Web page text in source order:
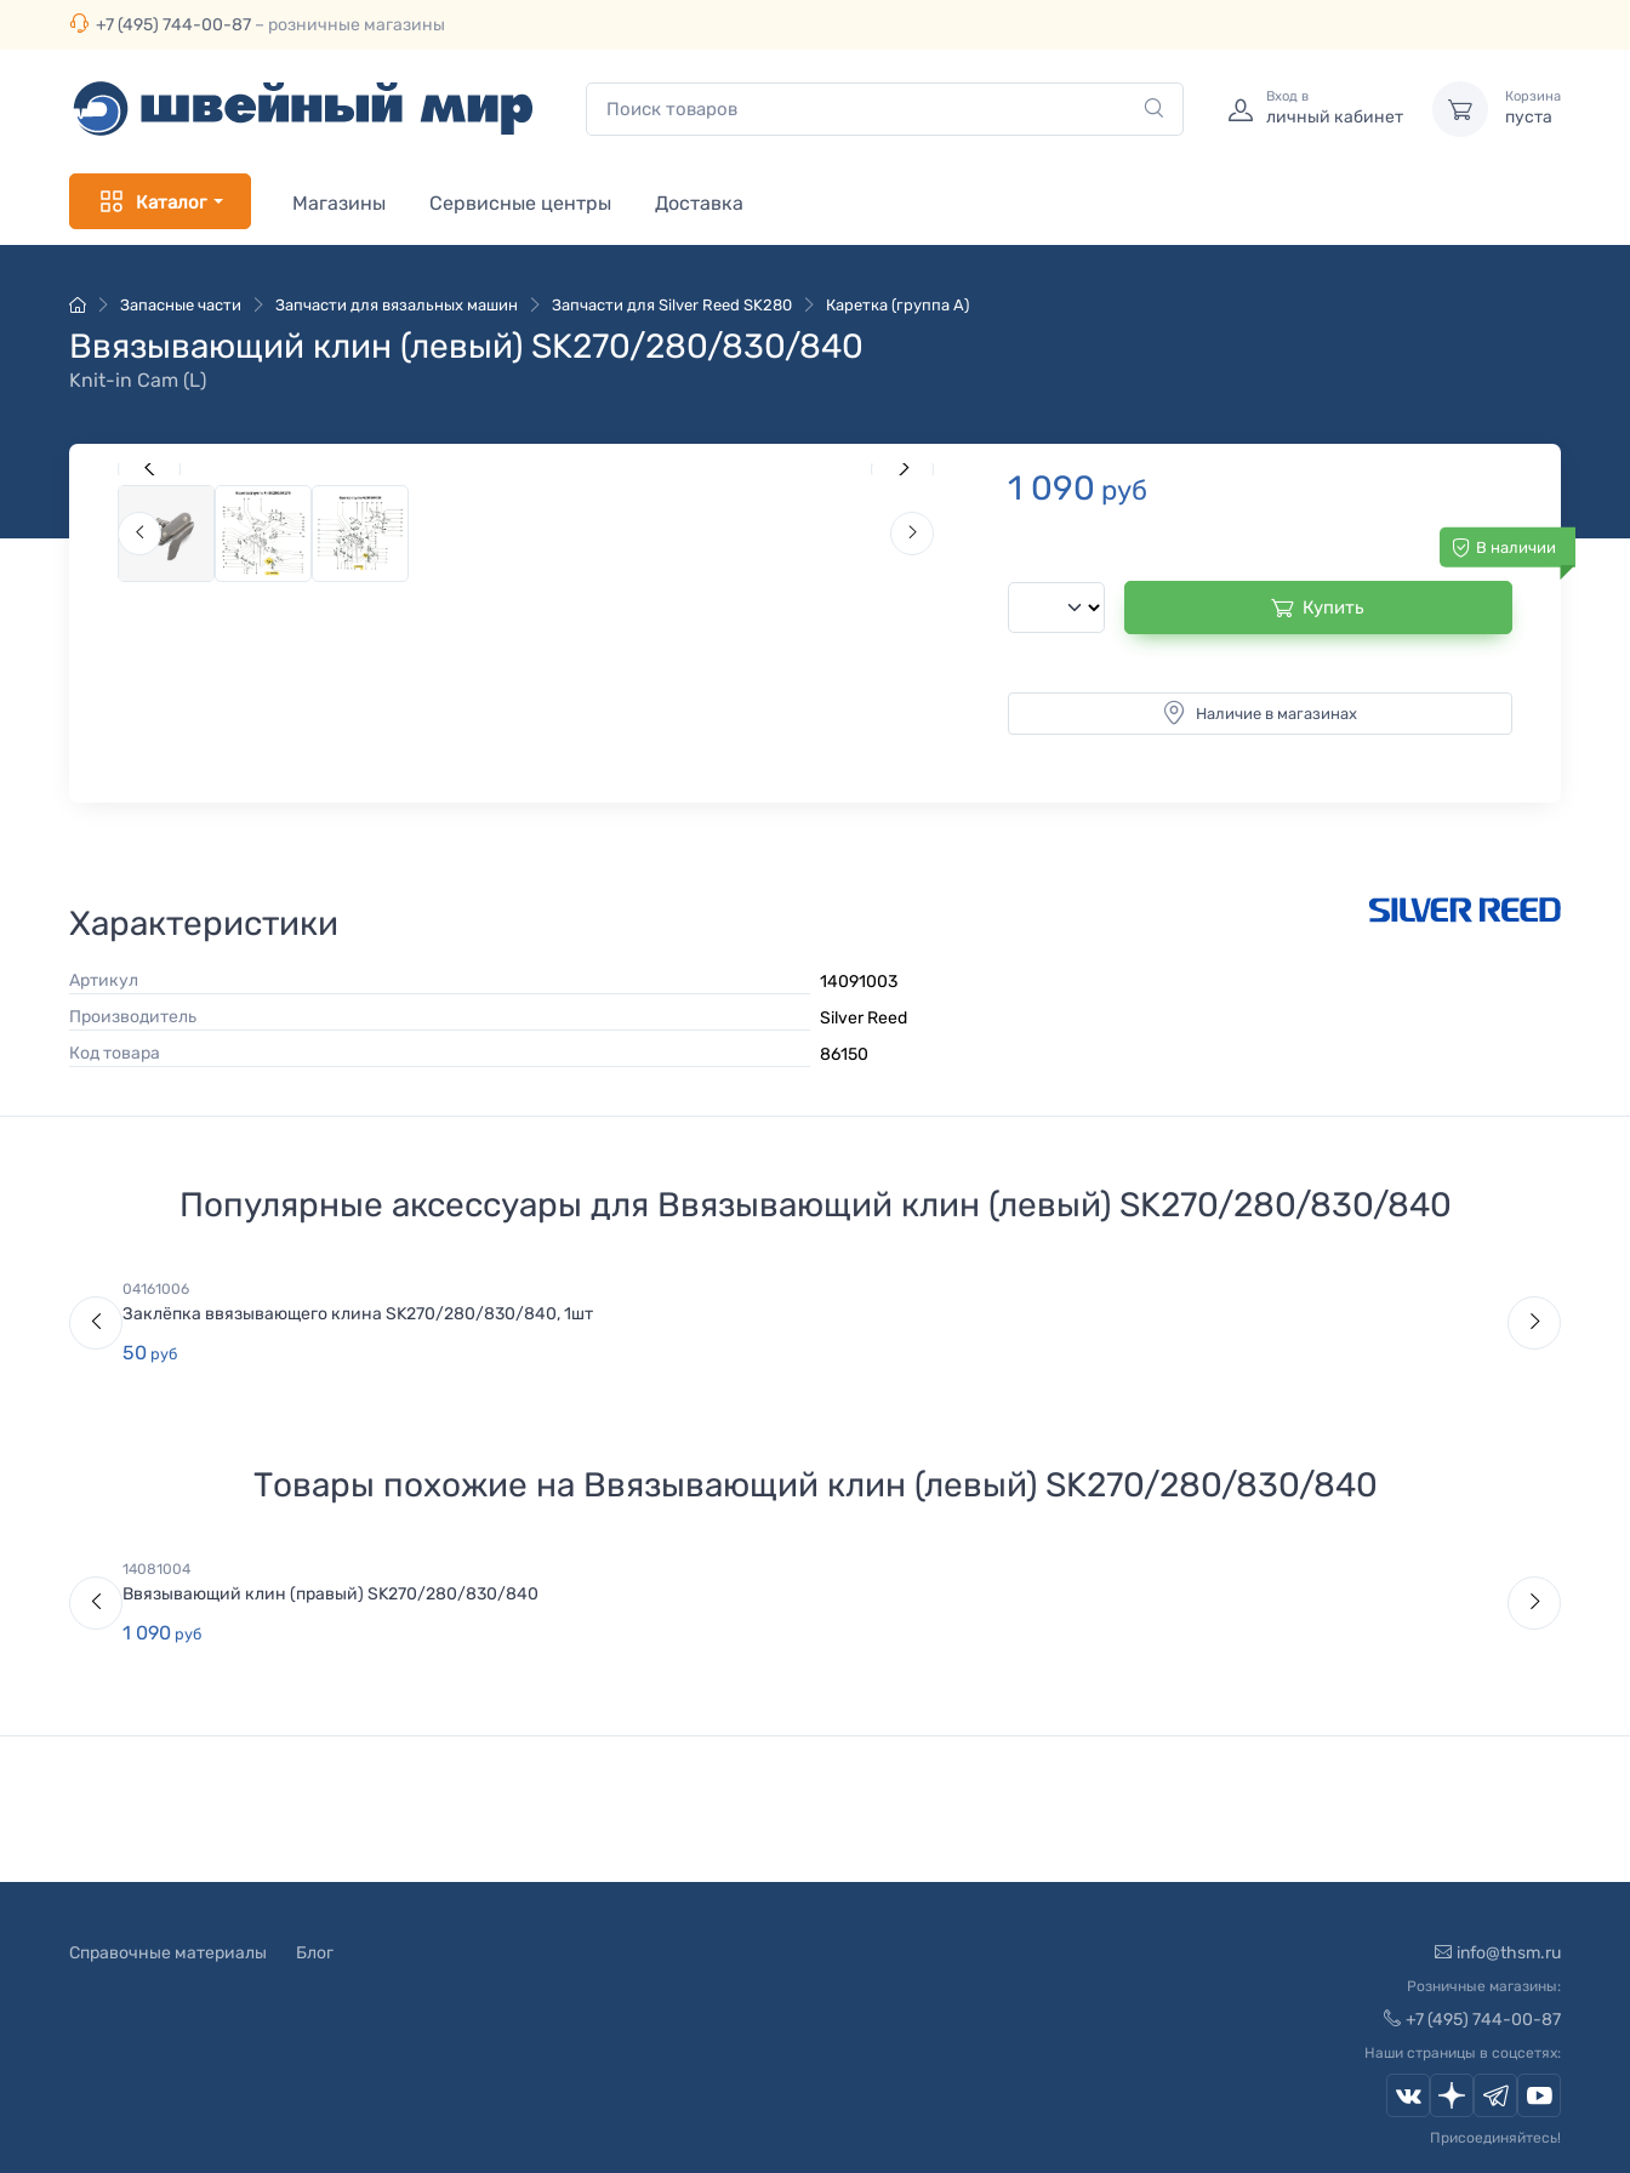
+7 (495) 744-00-87 – розничные магазины
Вход в
личный кабинет
Корзина
пуста
Каталог Магазины Сервисные центры Доставка
Запасные части Запчасти для вязальных машин Запчасти для Silver Reed SK280 Каретка (группа A)
Ввязывающий клин (левый) SK270/280/830/840
Knit-in Cam (L)
1 090 руб
В наличии
Купить
Наличие в магазинах
Характеристики
Артикул
14091003
Производитель
Silver Reed
Код товара
86150
Популярные аксессуары для Ввязывающий клин (левый) SK270/280/830/840
04161006
Заклёпка ввязывающего клина SK270/280/830/840, 1шт
50 руб
Товары похожие на Ввязывающий клин (левый) SK270/280/830/840
14081004
Ввязывающий клин (правый) SK270/280/830/840
1 090 руб
Справочные материалы Блог info@thsm.ru
Розничные магазины:
+7 (495) 744-00-87
Наши страницы в соцсетях:
Присоединяйтесь!